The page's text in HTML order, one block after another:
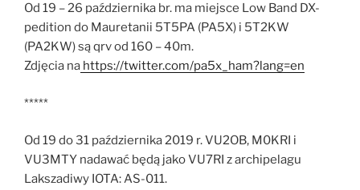
Od 19 – 26 października br. ma miejsce Low Band DX-
pedition do Mauretanii 5T5PA (PA5X) i 5T2KW
(PA2KW) są qrv od 160 – 40m.
Zdjęcia na https://twitter.com/pa5x_ham?lang=en
*****
Od 19 do 31 października 2019 r. VU2OB, M0KRI i
VU3MTY nadawać będą jako VU7RI z archipelagu
Lakszadiwy IOTA: AS-011.